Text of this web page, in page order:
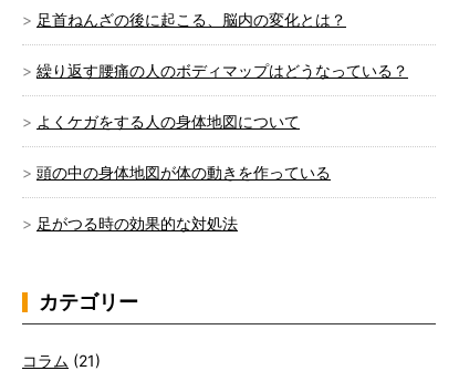
足首ねんざの後に起こる、脳内の変化とは？
繰り返す腰痛の人のボディマップはどうなっている？
よくケガをする人の身体地図について
頭の中の身体地図が体の動きを作っている
足がつる時の効果的な対処法
カテゴリー
コラム (21)